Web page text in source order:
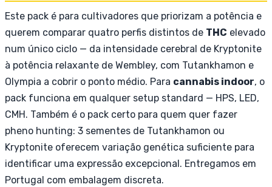
Este pack é para cultivadores que priorizam a potência e
querem comparar quatro perfis distintos de THC elevado
num único ciclo — da intensidade cerebral de Kryptonite
à potência relaxante de Wembley, com Tutankhamon e
Olympia a cobrir o ponto médio. Para cannabis indoor, o
pack funciona em qualquer setup standard — HPS, LED,
CMH. Também é o pack certo para quem quer fazer
pheno hunting: 3 sementes de Tutankhamon ou
Kryptonite oferecem variação genética suficiente para
identificar uma expressão excepcional. Entregamos em
Portugal com embalagem discreta.